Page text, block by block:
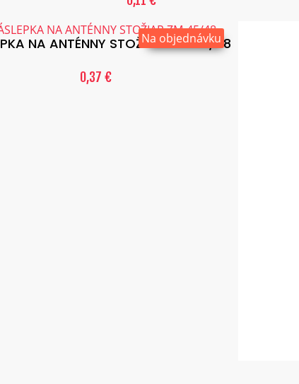
NA ANTÉNNY STOŽIAR ZM-45/48
0,37 €
Na objednávku